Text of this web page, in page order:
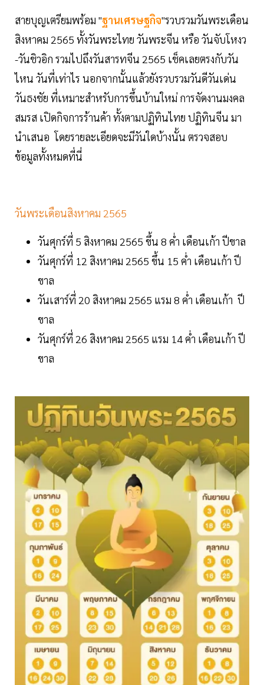
สายบุญเตรียมพร้อม "ฐานเศรษฐกิจ"รวบรวมวันพระเดือน
สิงหาคม 2565 ทั้งวันพระไทย วันพระจีน หรือ วันจับโหงว
-วันชิวอิก รวมไปถึงวันสารทจีน 2565 เช็คเลยตรงกับวัน
ไหน วันที่เท่าไร นอกจากนั้นแล้วยังรวบรวมวันดีวันเด่น
วันธงชัย ที่เหมาะสำหรับการขึ้นบ้านใหม่ การจัดงานมงคล
สมรส เปิดกิจการร้านค้า ทั้งตามปฏิทินไทย ปฏิทินจีน มา
นำเสนอ โดยรายละเอียดจะมีวันใดบ้างนั้น ตรวจสอบ
ข้อมูลทั้งหมดที่นี่
วันพระเดือนสิงหาคม 2565
วันศุกร์ที่ 5 สิงหาคม 2565 ขึ้น 8 ค่ำ เดือนเก้า ปีขาล
วันศุกร์ที่ 12 สิงหาคม 2565 ขึ้น 15 ค่ำ เดือนเก้า ปี
ขาล
วันเสาร์ที่ 20 สิงหาคม 2565 แรม 8 ค่ำ เดือนเก้า ปี
ขาล
วันศุกร์ที่ 26 สิงหาคม 2565 แรม 14 ค่ำ เดือนเก้า ปี
ขาล